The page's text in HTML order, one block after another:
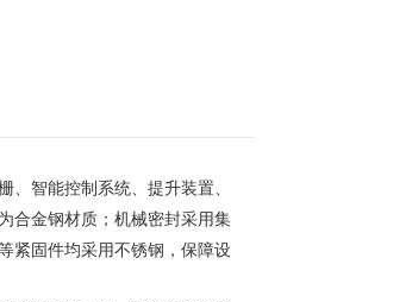
智能控制系统、提升装置、
合金钢材质；机械密封采用集
紧固件均采用不锈钢，保障设